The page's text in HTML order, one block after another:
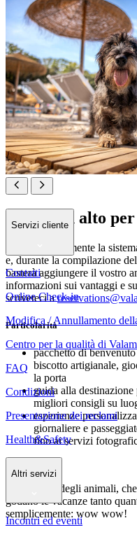
Zampa in alto
Prenotate facilmente la
e, durante la compilazione
basterà aggiungere il vostro
informazioni sui vantaggi e
scriveteci a
Particolarità
pacchetto di
biscotto artigianale,
la porta
guida alla
migliori consigli su
esperienze
giornaliere e
fino ai servizi
Cari amanti degli animali,
godano le vacanze tanto
semplicemente: wow wow!
Servizi cliente
Contatti
Online Check-in
Modifica / Annullamento
Centro per la qualità di
FAQ
Condizioni
Presentazione dei reclami
Health&Safety
Altri servizi
Incontri ed eventi